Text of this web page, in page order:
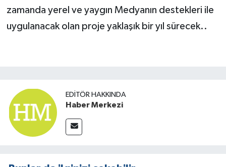
zamanda yerel ve yaygın Medyanın destekleri ile
uygulanacak olan proje yaklaşık bir yıl sürecek..
EDITÖR HAKKINDA
Haber Merkezi